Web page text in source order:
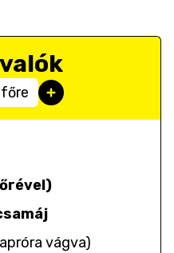
apróra vágva)